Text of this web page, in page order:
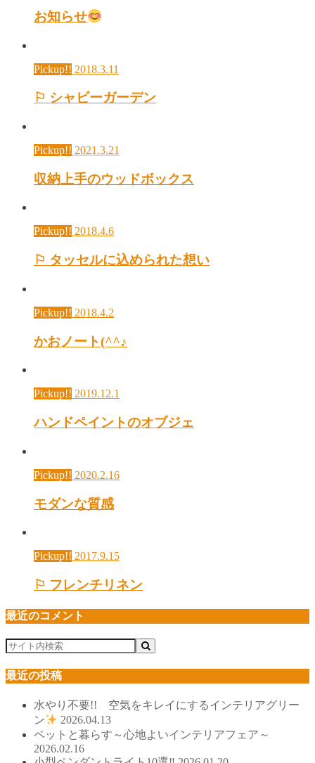
お知らせ
Pickup!! 2018.3.11
⚐ シャビーガーデン
Pickup!! 2021.3.21
収納上手のウッドボックス
Pickup!! 2018.4.6
⚐ タッセルに込められた想い
Pickup!! 2018.4.2
かおノート(^^♪
Pickup!! 2019.12.1
ハンドペイントのオブジェ
Pickup!! 2020.2.16
モダンな質感
Pickup!! 2017.9.15
⚐ フレンチリネン
最近のコメント
最近の投稿
水やり不要!! 空気をキレイにするインテリアグリー
ン
2026.04.13
ペットと暮らす～心地よいインテリアフェア～
2026.02.16